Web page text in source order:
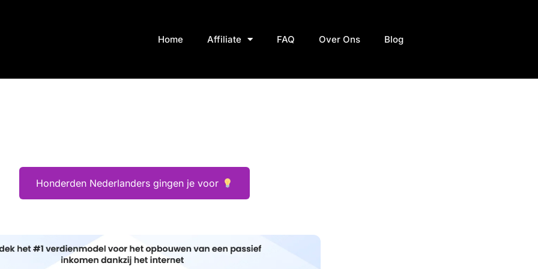
Home Affiliate FAQ Over Ons Blog
Honderden Nederlanders gingen je voor